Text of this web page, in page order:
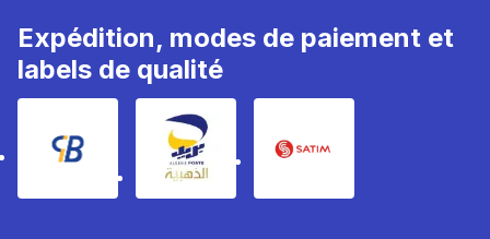
Expédition, modes de paiement et
labels de qualité